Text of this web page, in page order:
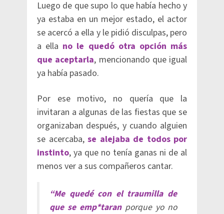
Luego de que supo lo que había hecho y
ya estaba en un mejor estado, el actor
se acercó a ella y le pidió disculpas, pero
a ella no le quedó otra opción más
que aceptarla, mencionando que igual
ya había pasado.
Por ese motivo, no quería que la
invitaran a algunas de las fiestas que se
organizaban después, y cuando alguien
se acercaba, se alejaba de todos por
instinto, ya que no tenía ganas ni de al
menos ver a sus compañeros cantar.
“Me quedé con el traumilla de
que se emp*taranporque yo no